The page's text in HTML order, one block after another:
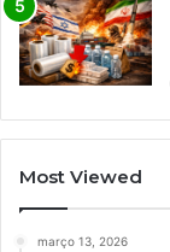
Most Viewed
março 13, 2026